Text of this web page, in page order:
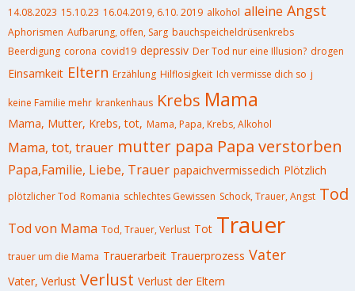
14.08.2023 15.10.23 16.04.2019, 6.10. 2019 alkohol alleine Angst
Aphorismen Aufbarung, offen, Sarg bauchspeicheldrüsenkrebs
Beerdigung corona covid19 depressiv Der Tod nur eine Illusion? drogen
Einsamkeit Eltern Erzählung Hilflosigkeit Ich vermisse dich so j
keine Familie mehr krankenhaus Krebs Mama
Mama, Mutter, Krebs, tot, Mama, Papa, Krebs, Alkohol
Mama, tot, trauer mutter papa Papa verstorben
Papa,Familie, Liebe, Trauer papaichvermissedich Plötzlich
plötzlicher Tod Romania schlechtes Gewissen Schock, Trauer, Angst Tod
Tod von Mama Tod, Trauer, Verlust Tot Trauer
trauer um die Mama Trauerarbeit Trauerprozess Vater
Vater, Verlust Verlust Verlust der Eltern